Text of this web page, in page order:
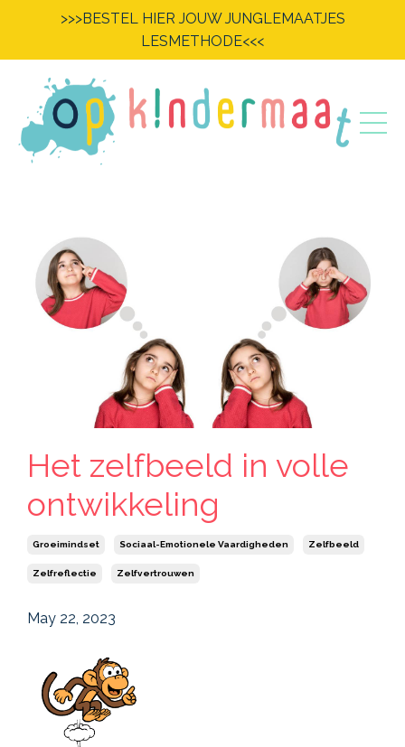
>>>BESTEL HIER JOUW JUNGLEMAATJES
LESMETHODE<<<
Het zelfbeeld in volle
ontwikkeling
Groeimindset Sociaal-Emotionele Vaardigheden Zelfbeeld
Zelfreflectie Zelfvertrouwen
May 22, 2023